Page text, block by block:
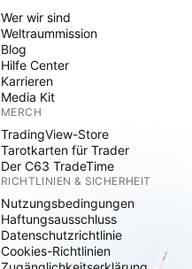
Wer wir sind
Weltraummission
Blog
Hilfe Center
Karrieren
Media Kit
MERCH
TradingView-Store
Tarotkarten für Trader
Der C63 TradeTime
RICHTLINIEN & SICHERHEIT
Nutzungsbedingungen
Haftungsausschluss
Datenschutzrichtlinie
Cookies-Richtlinien